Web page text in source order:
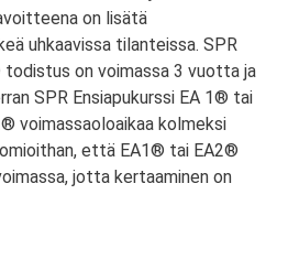
on lisätä
uhkaavissa tilanteissa. SPR
on voimassa 3 vuotta ja
SPR Ensiapukurssi EA 1® tai
voimassaoloaikaa kolmeksi
että EA1® tai EA2®
jotta kertaaminen on